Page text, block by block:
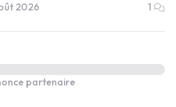
2026
1
partenaire